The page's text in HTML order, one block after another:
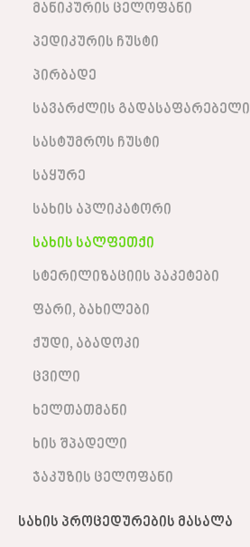
მანიკურის ცელოფანი
პედიკურის ჩუსტი
პირბადე
სავარძლის გადასაფარებელი
სასტუმროს ჩუსტი
საყურე
სახის აპლიკატორი
სახის სალფეთქი
სტერილიზაციის პაკეტები
ფარი, ბახილები
ქუდი, აბადოკი
ცვილი
ხელთათმანი
ხის შპადელი
ჯაკუზის ცელოფანი
სახის პროცედურების მასალა